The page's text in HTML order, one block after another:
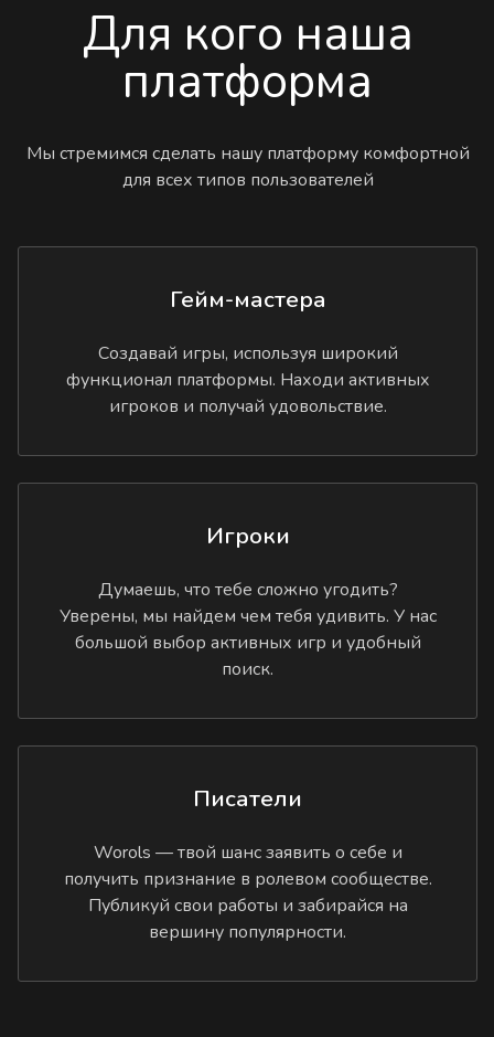
Для кого наша
платформа
Мы стремимся сделать нашу платформу комфортной
для всех типов пользователей
Гейм-мастера
Создавай игры, используя широкий
функционал платформы. Находи активных
игроков и получай удовольствие.
Игроки
Думаешь, что тебе сложно угодить?
Уверены, мы найдем чем тебя удивить. У нас
большой выбор активных игр и удобный
поиск.
Писатели
Worols — твой шанс заявить о себе и
получить признание в ролевом сообществе.
Публикуй свои работы и забирайся на
вершину популярности.